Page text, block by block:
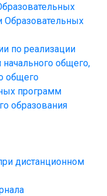
Образовательных
по реализации
общего,
общего
программ
образования
дистанционном